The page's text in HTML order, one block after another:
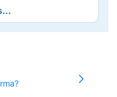
enquanto o
e auxilia
dentes, o
ferramenta